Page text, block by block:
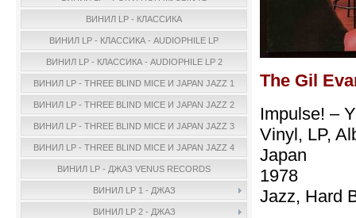
ВИНИЛ LP - КЛАССИКА
ВИНИЛ LP - КЛАССИКА - AUDIOPHILE LP
ВИНИЛ LP - КЛАССИКА - AUDIOPHILE LP 2
ВИНИЛ LP - THREE BLIND MICE И JAPAN JAZZ 1
ВИНИЛ LP - THREE BLIND MICE И JAPAN JAZZ 2
ВИНИЛ LP - THREE BLIND MICE И JAPAN JAZZ 3
ВИНИЛ LP - THREE BLIND MICE И JAPAN JAZZ 4
ВИНИЛ LP - ДЖАЗ VENUS RECORDS
ВИНИЛ LP 1 - ДЖАЗ
ВИНИЛ LP 2 - ДЖАЗ
The Gil
Impulse! –
Vinyl, LP,
Japan
1978
Jazz, Hard